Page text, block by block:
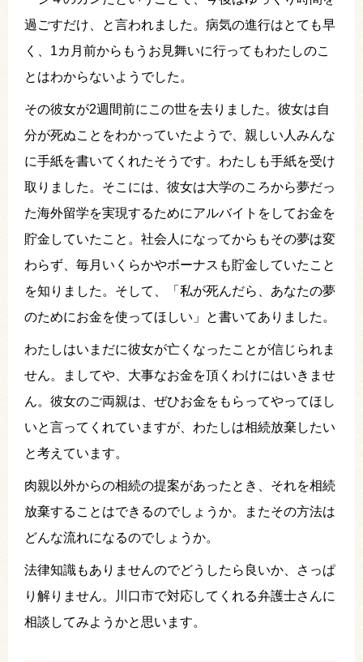
過ごすだけ、と言われました。病気の進行はとても早
く、1カ月前からもうお見舞いに行ってもわたしのこ
とはわからないようでした。
その彼女が2週間前にこの世を去りました。彼女は自
分が死ぬことをわかっていたようで、親しい人みんな
に手紙を書いてくれたそうです。わたしも手紙を受け
取りました。そこには、彼女は大学のころから夢だっ
た海外留学を実現するためにアルバイトをしてお金を
貯金していたこと。社会人になってからもその夢は変
わらず、毎月いくらかやボーナスも貯金していたこと
を知りました。そして、「私が死んだら、あなたの夢
のためにお金を使ってほしい」と書いてありました。
わたしはいまだに彼女が亡くなったことが信じられま
せん。ましてや、大事なお金を頂くわけにはいきませ
ん。彼女のご両親は、ぜひお金をもらってやってほし
いと言ってくれていますが、わたしは相続放棄したい
と考えています。
肉親以外からの相続の提案があったとき、それを相続
放棄することはできるのでしょうか。またその方法は
どんな流れになるのでしょうか。
法律知識もありませんのでどうしたら良いか、さっぱ
り解りません。川口市で対応してくれる弁護士さんに
相談してみようかと思います。